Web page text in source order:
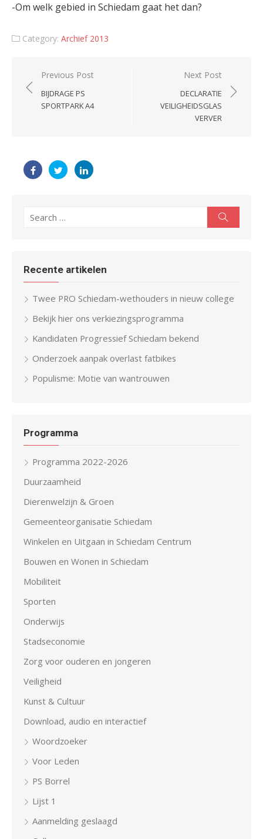
-Om welk gebied in Schiedam gaat het dan?
Category: Archief 2013
Post
navigation
Previous Post
BIJDRAGE PS
SPORTPARK A4
Next Post
DECLARATIE
VEILIGHEIDSGLAS
VERVER
for:
Recente artikelen
Twee PRO Schiedam-wethouders in nieuw college
Bekijk hier ons verkiezingsprogramma
Kandidaten Progressief Schiedam bekend
Onderzoek aanpak overlast fatbikes
Populisme: Motie van wantrouwen
Programma
Programma 2022-2026
Duurzaamheid
Dierenwelzijn & Groen
Gemeenteorganisatie Schiedam
Winkelen en Uitgaan in Schiedam Centrum
Bouwen en Wonen in Schiedam
Mobiliteit
Sporten
Onderwijs
Stadseconomie
Zorg voor ouderen en jongeren
Veiligheid
Kunst & Cultuur
Download, audio en interactief
Woordzoeker
Voor Leden
PS Borrel
Lijst 1
Aanmelding geslaagd